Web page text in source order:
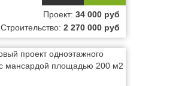
Проект: 34 000 руб
Строительство: 2 270 000 руб